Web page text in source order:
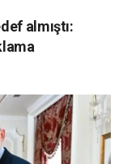
almıştı: